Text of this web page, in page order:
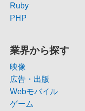
Ruby
PHP
業界から探す
映像
広告・出版
Webモバイル
ゲーム